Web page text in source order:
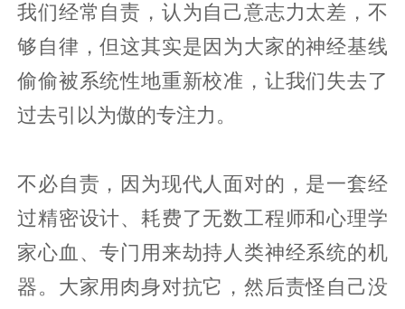
我们经常自责，认为自己意志力太差，不
够自律，但这其实是因为大家的神经基线
偷偷被系统性地重新校准，让我们失去了
过去引以为傲的专注力。
不必自责，因为现代人面对的，是一套经
过精密设计、耗费了无数工程师和心理学
家心血、专门用来劫持人类神经系统的机
器。大家用肉身对抗它，然后责怪自己没